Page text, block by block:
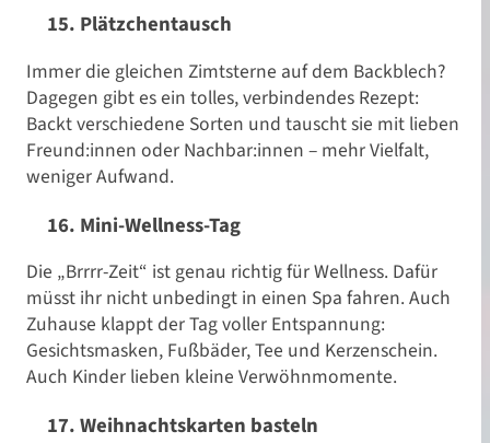
15. Plätzchentausch
Immer die gleichen Zimtsterne auf dem Backblech?
Dagegen gibt es ein tolles, verbindendes Rezept:
Backt verschiedene Sorten und tauscht sie mit lieben
Freund:innen oder Nachbar:innen – mehr Vielfalt,
weniger Aufwand.
16. Mini-Wellness-Tag
Die „Brrrr-Zeit“ ist genau richtig für Wellness. Dafür
müsst ihr nicht unbedingt in einen Spa fahren. Auch
Zuhause klappt der Tag voller Entspannung:
Gesichtsmasken, Fußbäder, Tee und Kerzenschein.
Auch Kinder lieben kleine Verwöhnmomente.
17. Weihnachtskarten basteln